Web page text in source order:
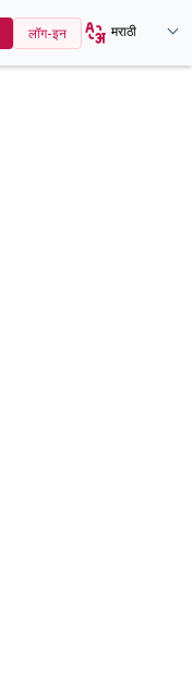
लॉग-इन मराठी